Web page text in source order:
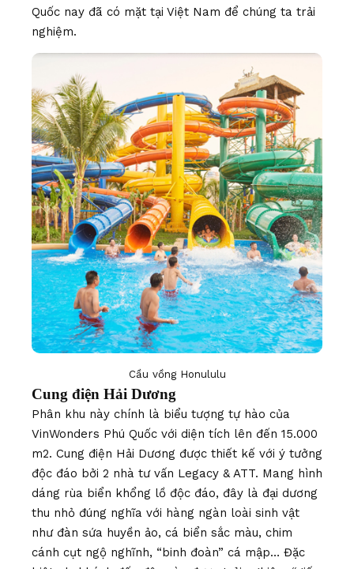
Quốc nay đã có mặt tại Việt Nam để chúng ta trải
nghiệm.
Cầu vồng Honululu
Cung điện Hải Dương
Phân khu này chính là biểu tượng tự hào của
VinWonders Phú Quốc với diện tích lên đến 15.000
m2. Cung điện Hải Dương được thiết kế với ý tưởng
độc đáo bởi 2 nhà tư vấn Legacy & ATT. Mang hình
dáng rùa biển khổng lồ độc đáo, đây là đại dương
thu nhỏ đúng nghĩa với hàng ngàn loài sinh vật
như đàn sứa huyền ảo, cá biển sắc màu, chim
cánh cụt ngộ nghĩnh, “binh đoàn” cá mập… Đặc